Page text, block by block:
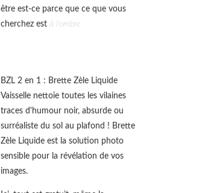
être est-ce parce que ce que vous
cherchez està l'ombre
BZL 2 en 1 : Brette Zèle Liquide
Vaisselle nettoie toutes les vilaines
traces d'humour noir, absurde ou
surréaliste du sol au plafond ! Brette
Zèle Liquide est la solution photo
sensible pour la révélation de vos
images.